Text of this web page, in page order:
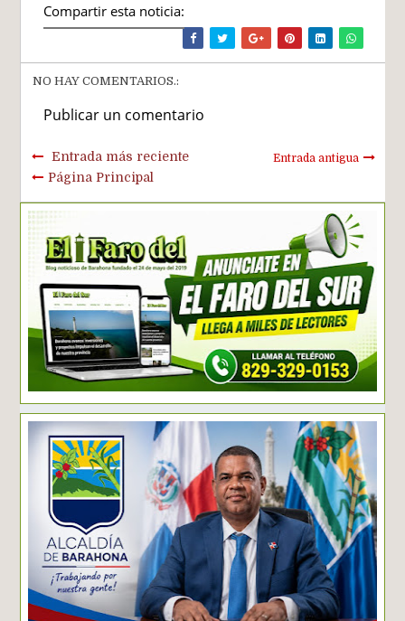
Compartir esta noticia:
NO HAY COMENTARIOS.:
Publicar un comentario
Entrada más reciente Entrada antigua
Página Principal